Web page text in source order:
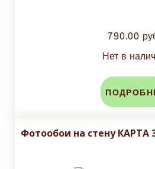
790.00
Нет в
Фотообои на стену